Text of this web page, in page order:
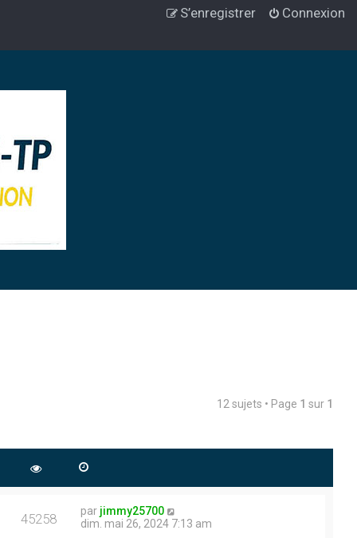
Connexion
S’enregistrer
12 sujets • Page 1 sur 1
45258 par jimmy25700
dim. mai 26, 2024 7:13 am